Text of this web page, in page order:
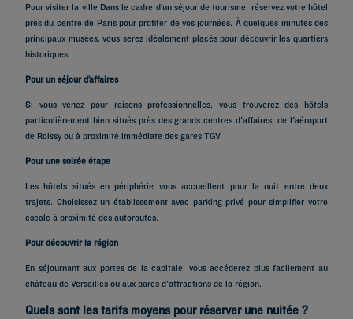
Pour visiter la ville Dans le cadre d’un séjour de tourisme, réservez votre hôtel
près du centre de Paris pour profiter de vos journées. À quelques minutes des
principaux musées, vous serez idéalement placés pour découvrir les quartiers
historiques.
Pour un séjour d’affaires
Si vous venez pour raisons professionnelles, vous trouverez des hôtels
particulièrement bien situés près des grands centres d'affaires, de l'aéroport
de Roissy ou à proximité immédiate des gares TGV.
Pour une soirée étape
Les hôtels situés en périphérie vous accueillent pour la nuit entre deux
trajets. Choisissez un établissement avec parking privé pour simplifier votre
escale à proximité des autoroutes.
Pour découvrir la région
En séjournant aux portes de la capitale, vous accéderez plus facilement au
château de Versailles ou aux parcs d'attractions de la région.
Quels sont les tarifs moyens pour réserver une nuitée ?